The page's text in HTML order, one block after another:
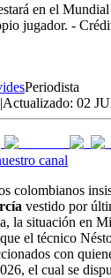
en el
jugador. -
Periodista
|Actualizado: 02
canal
colombianos
vestido por
la situación en
el técnico
con
el cual se